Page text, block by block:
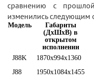
сравнению с
изменились следующим
Модель
Габариты
(ДxШxВ) в
открытом
исполнении
J88K 1870x994x1360
J88
1950x1084x1455